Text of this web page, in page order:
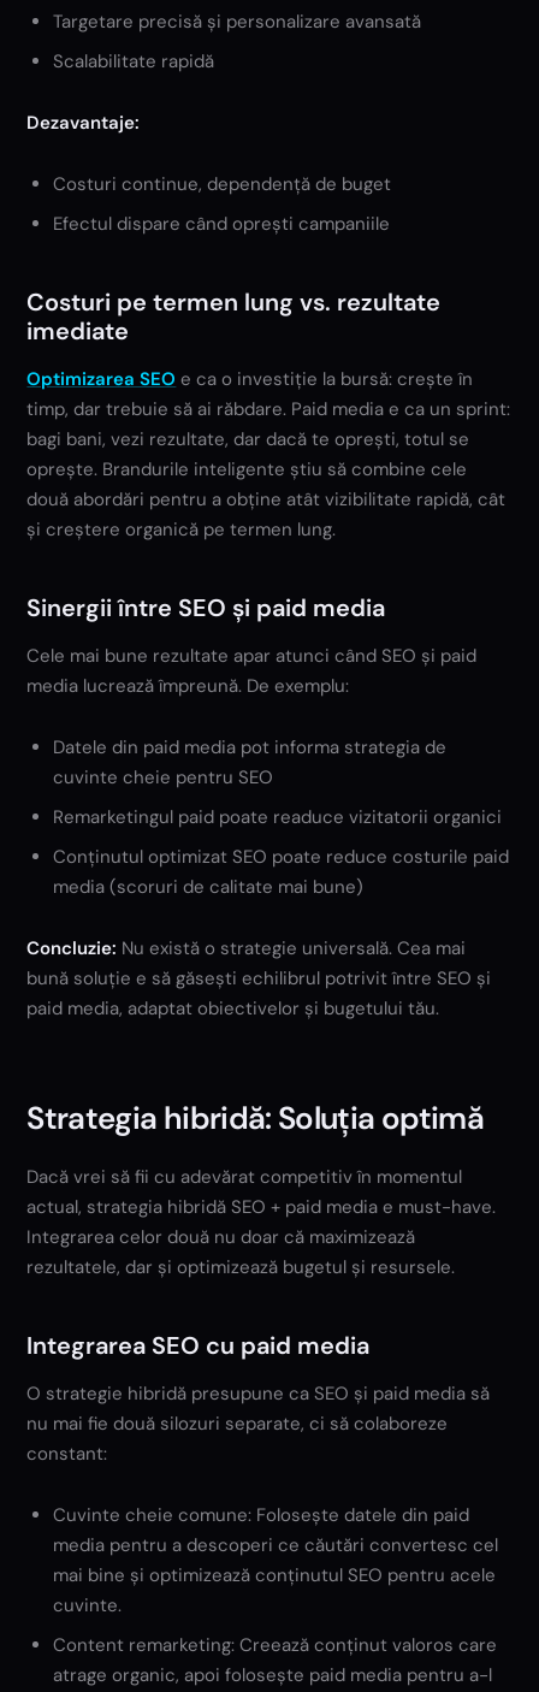
Targetare precisă și personalizare avansată
Scalabilitate rapidă
Dezavantaje:
Costuri continue, dependență de buget
Efectul dispare când oprești campaniile
Costuri pe termen lung vs. rezultate
imediate
Optimizarea SEO e ca o investiție la bursă: crește în
timp, dar trebuie să ai răbdare. Paid media e ca un sprint:
bagi bani, vezi rezultate, dar dacă te oprești, totul se
oprește. Brandurile inteligente știu să combine cele
două abordări pentru a obține atât vizibilitate rapidă, cât
și creștere organică pe termen lung.
Sinergii între SEO și paid media
Cele mai bune rezultate apar atunci când SEO și paid
media lucrează împreună. De exemplu:
Datele din paid media pot informa strategia de
cuvinte cheie pentru SEO
Remarketingul paid poate readuce vizitatorii organici
Conținutul optimizat SEO poate reduce costurile paid
media (scoruri de calitate mai bune)
Concluzie: Nu există o strategie universală. Cea mai
bună soluție e să găsești echilibrul potrivit între SEO și
paid media, adaptat obiectivelor și bugetului tău.
Strategia hibridă: Soluția optimă
Dacă vrei să fii cu adevărat competitiv în momentul
actual, strategia hibridă SEO + paid media e must-have.
Integrarea celor două nu doar că maximizează
rezultatele, dar și optimizează bugetul și resursele.
Integrarea SEO cu paid media
O strategie hibridă presupune ca SEO și paid media să
nu mai fie două silozuri separate, ci să colaboreze
constant:
Cuvinte cheie comune: Folosește datele din paid
media pentru a descoperi ce căutări convertesc cel
mai bine și optimizează conținutul SEO pentru acele
cuvinte.
Content remarketing: Creează conținut valoros care
atrage organic, apoi folosește paid media pentru a-l